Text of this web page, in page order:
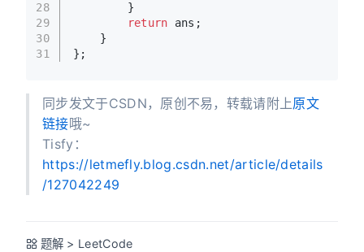
28
29
30
31
        }
return ans;
    }
};
同步发文于CSDN，原创不易，转载请附上原文
链接哦~
Tisfy：
https://letmefly.blog.csdn.net/article/details
/127042249
题解 > LeetCode